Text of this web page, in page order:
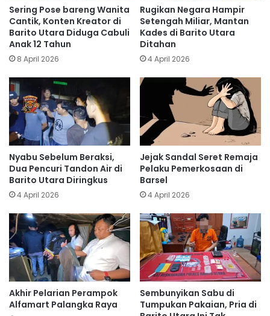
Sering Pose bareng Wanita
Cantik, Konten Kreator di
Barito Utara Diduga Cabuli
Anak 12 Tahun
8 April 2026
Rugikan Negara Hampir
Setengah Miliar, Mantan
Kades di Barito Utara
Ditahan
4 April 2026
Nyabu Sebelum Beraksi,
Dua Pencuri Tandon Air di
Barito Utara Diringkus
4 April 2026
Jejak Sandal Seret Remaja
Pelaku Pemerkosaan di
Barsel
4 April 2026
Akhir Pelarian Perampok
Alfamart Palangka Raya
Sembunyikan Sabu di
Tumpukan Pakaian, Pria di